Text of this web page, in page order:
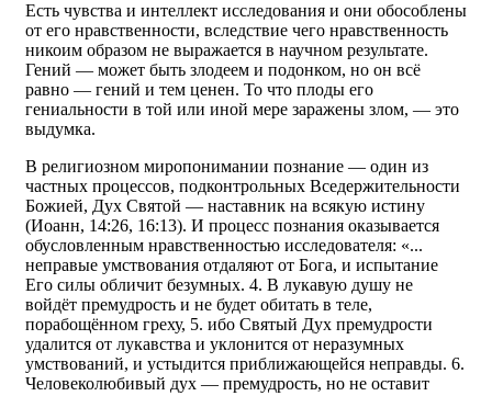
Есть чувства и интеллект исследования и они обособлены
от его нравственности, вследствие чего нравственность
никоим образом не выражается в научном результате.
Гений — может быть злодеем и подонком, но он всё
равно — гений и тем ценен. То что плоды его
гениальности в той или иной мере заражены злом, — это
выдумка.
В религиозном миропонимании познание — один из
частных процессов, подконтрольных Вседержительности
Божией, Дух Святой — наставник на всякую истину
(Иоанн, 14:26, 16:13). И процесс познания оказывается
обусловленным нравственностью исследователя: «...
неправые умствования отдаляют от Бога, и испытание
Его силы обличит безумных. 4. В лукавую душу не
войдёт премудрость и не будет обитать в теле,
порабощённом греху, 5. ибо Святый Дух премудрости
удалится от лукавства и уклонится от неразумных
умствований, и устыдится приближающейся неправды. 6.
Человеколюбивый дух — премудрость, но не оставит